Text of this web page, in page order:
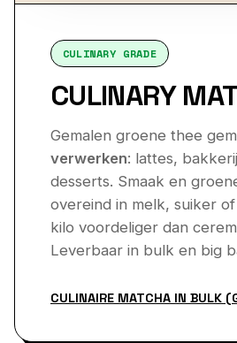
CULINARY GRADE
CULINARY
Gemalen groene thee
verwerken: lattes,
desserts. Smaak en
overeind in melk, suiker
kilo voordeliger dan
Leverbaar in bulk en big
CULINAIRE MATCHA IN BULK